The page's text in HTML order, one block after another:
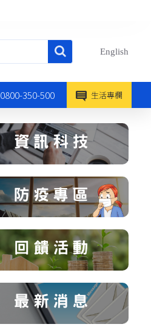
English
0800-350-500 生活專欄